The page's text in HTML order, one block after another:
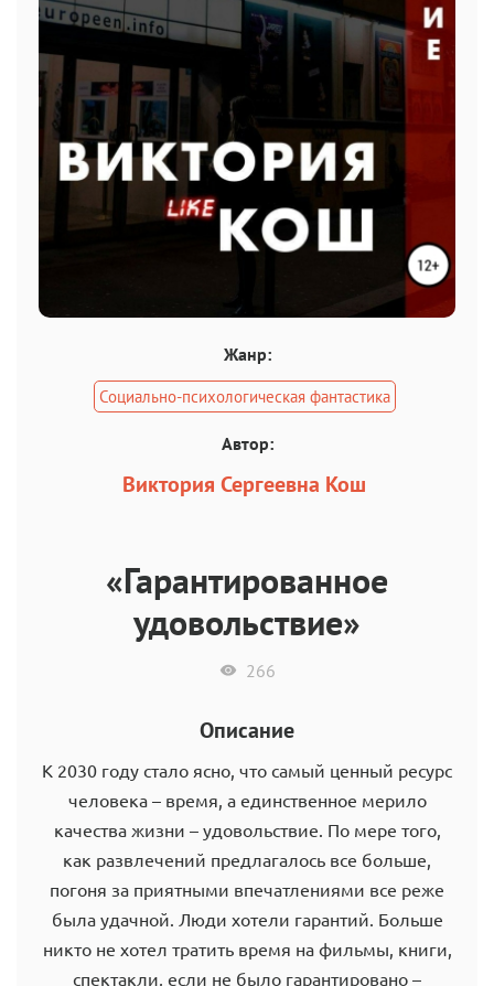
Жанр:
Социально-психологическая фантастика
Автор:
Виктория Сергеевна Кош
«Гарантированное
удовольствие»
266
Описание
К 2030 году стало ясно, что самый ценный ресурс
человека – время, а единственное мерило
качества жизни – удовольствие. По мере того,
как развлечений предлагалось все больше,
погоня за приятными впечатлениями все реже
была удачной. Люди хотели гарантий. Больше
никто не хотел тратить время на фильмы, книги,
спектакли, если не было гарантировано –